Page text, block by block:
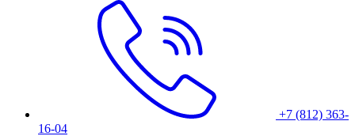
+7 (812) 363-
16-04